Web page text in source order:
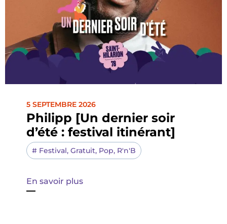
5 SEPTEMBRE 2026
Philipp [Un dernier soir
d’été : festival itinérant]
# Festival, Gratuit, Pop, R'n'B
En savoir plus